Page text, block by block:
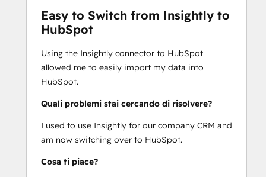
Easy to Switch from Insightly to
HubSpot
Using the Insightly connector to HubSpot
allowed me to easily import my data into
HubSpot.
Quali problemi stai cercando di risolvere?
I used to use Insightly for our company CRM and
am now switching over to HubSpot.
Cosa ti piace?